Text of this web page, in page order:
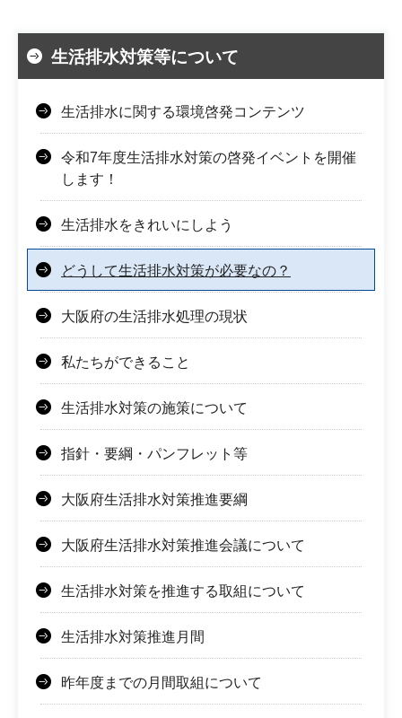
生活排水対策等について
生活排水に関する環境啓発コンテンツ
令和7年度生活排水対策の啓発イベントを開催
します！
生活排水をきれいにしよう
どうして生活排水対策が必要なの？
大阪府の生活排水処理の現状
私たちができること
生活排水対策の施策について
指針・要綱・パンフレット等
大阪府生活排水対策推進要綱
大阪府生活排水対策推進会議について
生活排水対策を推進する取組について
生活排水対策推進月間
昨年度までの月間取組について